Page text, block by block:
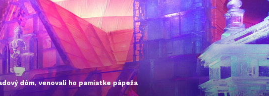
dóm, venovali ho pamiatke pápeža